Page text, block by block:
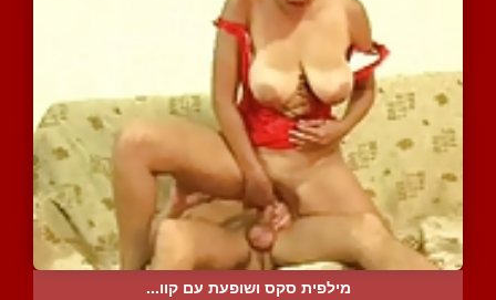
מילפית סקס ושופעת עם קוו...